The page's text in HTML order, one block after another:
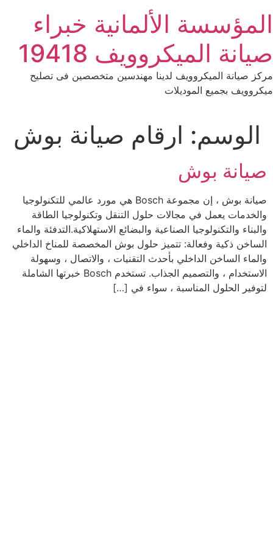
content
المؤسسة الألمانية خبراء
صيانة الميكروويف 19418
مركز صيانة الميكروويف لدينا مهندسين متخصصين فى تصليح
ميكروويف بجميع الموديلات
الوسم: ارقام صيانة بوش
صيانة بوش
صيانة بوش ، إن مجموعة Bosch هي مورد عالمي للتكنولوجيا
والخدمات يعمل في مجالات حلول التنقل وتكنولوجيا الطاقة
والبناء والتكنولوجيا الصناعية والبضائع الاستهلاكية.التدفئة والماء
الساخن ذكية وفعالة: تتميز حلول بوش المخصصة للمناخ الداخلي
والماء الساخن الداخلي بأحدث التقنيات ، والاتصال ، وسهولة
الاستخدام ، والتصميم الجذاب. تستخدم Bosch خبرتها الشاملة
لتوفير الحلول المناسبة ، سواء في […]